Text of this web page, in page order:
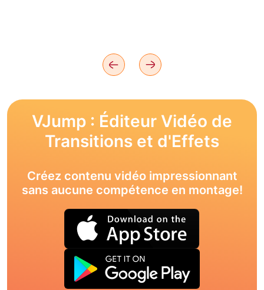
VJump : Éditeur Vidéo de
Transitions et d'Effets
Créez contenu vidéo impressionnant
sans aucune compétence en montage!